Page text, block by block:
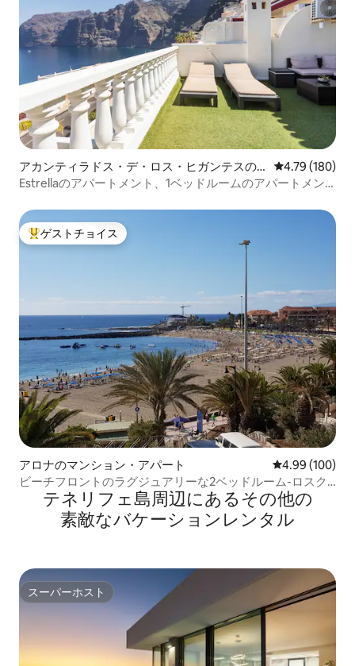
アカンティラドス・デ・ロス・ヒガンテスの
アパート・マンション
レビュー180
4.79 (180)
Estrellaのアパートメント、1ベッドルームのアパートメン
大好評のゲストチョイスです。
ゲストチョイス
アロナのマンション・アパート レビュー100
4.99 (100)
ビーチフロントのラグジュアリーな2ベッドルーム-ロスク
リスティーナノス
テネリフェ島⁠周⁠辺⁠に⁠あ⁠るそ⁠の⁠他⁠の
素⁠敵⁠なバ⁠ケ⁠ー⁠シ⁠ョ⁠ン⁠レ⁠ン⁠タ⁠ル
スーパーホスト
スーパーホスト